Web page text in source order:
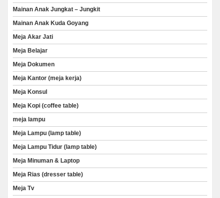
Mainan Anak Jungkat – Jungkit
Mainan Anak Kuda Goyang
Meja Akar Jati
Meja Belajar
Meja Dokumen
Meja Kantor (meja kerja)
Meja Konsul
Meja Kopi (coffee table)
meja lampu
Meja Lampu (lamp table)
Meja Lampu Tidur (lamp table)
Meja Minuman & Laptop
Meja Rias (dresser table)
Meja Tv